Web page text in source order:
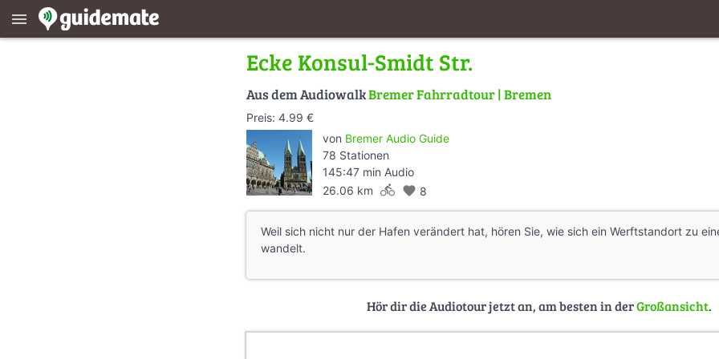
menu
Ecke Konsul-Smidt Str.
Aus dem AudiowalkBremer Fahrradtour | Bremen
Preis: 4.99 €
von Bremer Audio Guide
78 Stationen
145:47 min Audio
26.06 km directions_bike favorite 8
Weil sich nicht nur der Hafen verändert hat, hören Sie, wie sich ein Werftstandort zu
wandelt.
Hör dir die Audiotour jetzt an, am besten in derGroßansicht.